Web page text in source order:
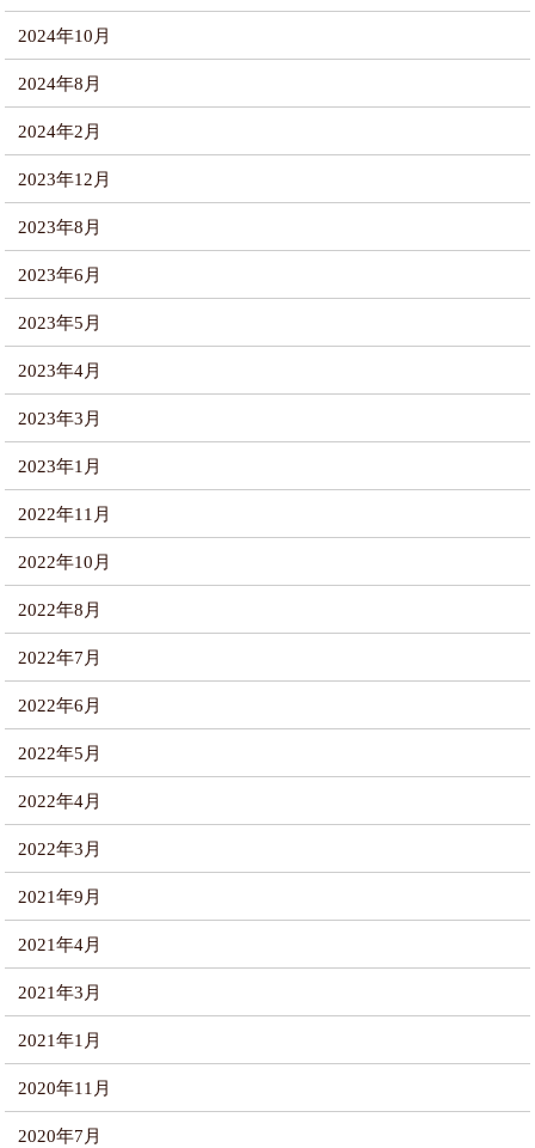
2024年10月
2024年8月
2024年2月
2023年12月
2023年8月
2023年6月
2023年5月
2023年4月
2023年3月
2023年1月
2022年11月
2022年10月
2022年8月
2022年7月
2022年6月
2022年5月
2022年4月
2022年3月
2021年9月
2021年4月
2021年3月
2021年1月
2020年11月
2020年7月